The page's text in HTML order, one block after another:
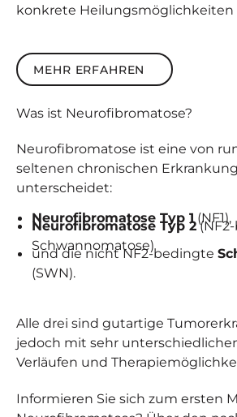
konkrete Heilungsmöglichkeiten
Mehr erfahren
MEHR ERFAHREN
Was ist Neuro­fibro­matose?
Neurofibromatose ist eine von
seltenen chronischen
unterscheidet:
Neurofibromatose Typ 1 (NF1),
Neurofibromatose Typ 2
Schwannomatose)
und die nicht NF2-bedingte
(SWN).
Alle drei sind gutartige
jedoch mit sehr
Verläufen und
Informieren Sie sich zum ersten